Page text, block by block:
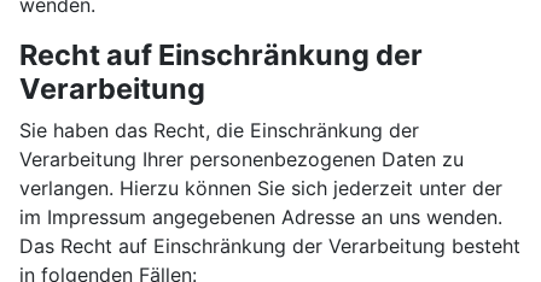
wenden.
Recht auf Einschränkung der
Verarbeitung
Sie haben das Recht, die Einschränkung der
Verarbeitung Ihrer personenbezogenen Daten zu
verlangen. Hierzu können Sie sich jederzeit unter der
im Impressum angegebenen Adresse an uns wenden.
Das Recht auf Einschränkung der Verarbeitung besteht
in folgenden Fällen: